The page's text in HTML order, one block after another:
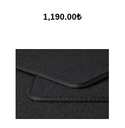
1,190.00₺